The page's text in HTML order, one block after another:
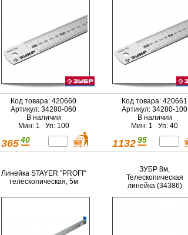
Код товара: 420660
Артикул: 34280-060
В наличии
Мин: 1 Уп: 100
365 40
Код товара: 420661
Артикул: 34280-100
В наличии
Мин: 1 Уп: 40
1132 95
Линейка STAYER "PROFI"
телескопическая, 5м
ЗУБР 8м,
Телескопическая
линейка (34386)